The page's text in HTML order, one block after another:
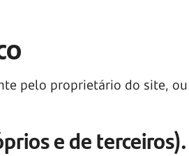
pelo proprietário do site,
e de terceiros).